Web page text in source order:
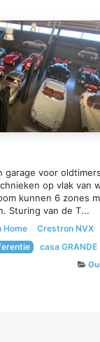
garage voor
op vlak van
kunnen 6 zones
Sturing van de T...
Home Crestron NVX
casa GRANDE